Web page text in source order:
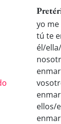
yo
tú te
él/
ellos/